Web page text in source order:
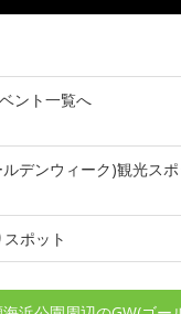
ント一覧へ
デンウィーク)観光スポ
ポット